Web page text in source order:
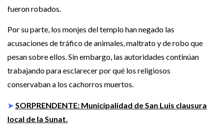
fueron robados.
Por su parte, los monjes del templo han negado las
acusaciones de tráfico de animales, maltrato y de robo que
pesan sobre ellos. Sin embargo, las autoridades continúan
trabajando para esclarecer por qué los religiosos
conservaban a los cachorros muertos.
➤ SORPRENDENTE: Municipalidad de San Luis clausura
local de la Sunat.